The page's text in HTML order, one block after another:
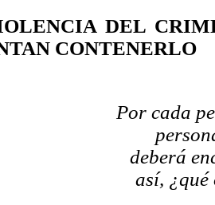
DEL
CONTENERLO
Por cada
deberá
así, ¿qué